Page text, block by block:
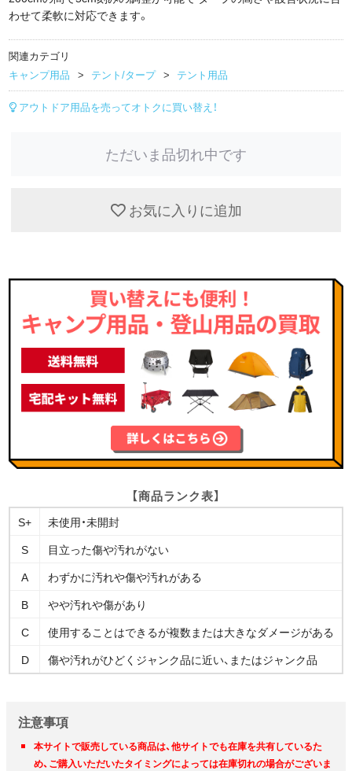
わせて柔軟に対応できます。
関連カテゴリ
キャンプ用品
テント/タープ テント用品
アウトドア用品を売ってオトクに買い替え！
ただいま品切れ中です
お気に入りに追加
【商品ランク表】
S+
未使用・未開封
S
目立った傷や汚れがない
A
わずかに汚れや傷や汚れがある
B
やや汚れや傷があり
C
使用することはできるが複数または大きなダメージがある
D
傷や汚れがひどくジャンク品に近い、またはジャンク品
注意事項
本サイトで販売している商品は、他サイトでも在庫を共有しているた
め、ご購入いただいたタイミングによっては在庫切れの場合がございま